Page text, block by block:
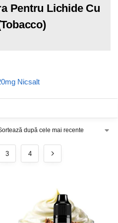
Pentru Lichide Cu
Nicsalt
3 4